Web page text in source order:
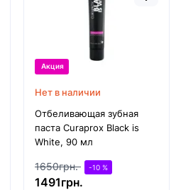
Акция
Нет в наличии
Отбеливающая зубная
паста Curaprox Black is
White, 90 мл
1650грн. -10 %
1491грн.